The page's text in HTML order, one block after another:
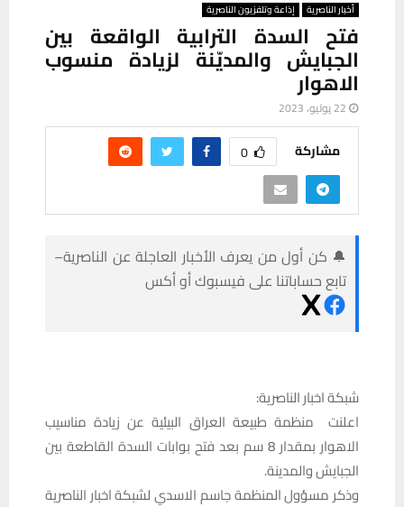
أخبار الناصرية إذاعة وتلفزيون الناصرية
فتح السدة الترابية الواقعة بين
الجبايش والمديّنة لزيادة منسوب
الاهوار
22 يوليو، 2023
مشاركة 0
🔔 كن أول من يعرف الأخبار العاجلة عن الناصرية–
تابع حساباتنا على فيسبوك أو أكس
شبكة اخبار الناصرية:
اعلنت منظمة طبيعة العراق البيئية عن زيادة مناسيب
الاهوار بمقدار 8 سم بعد فتح بوابات السدة القاطعة بين
الجبايش والمدينة.
وذكر مسؤول المنظمة جاسم الاسدي لشبكة اخبار الناصرية